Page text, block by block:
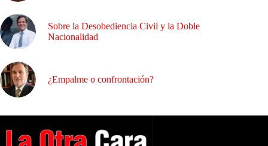
Sobre la Desobediencia Civil y la Doble
Nacionalidad
¿Empalme o confrontación?